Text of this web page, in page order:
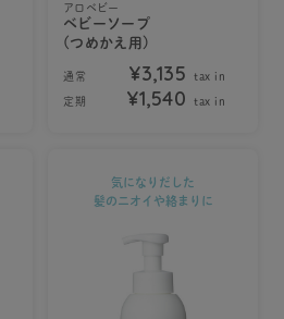
アロベビー
ベビーソープ
(つめかえ用)
通常 ¥3,135 tax in
定期 ¥1,540 tax in
気になりだした
髪のニオイや絡まりに